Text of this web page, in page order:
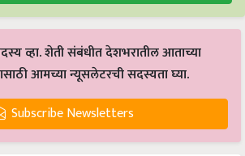
व्हा. शेती संबंधीत देशभरातील आताच्या
आमच्या न्यूसलेटरची सदस्यता घ्या.
Subscribe Newsletters